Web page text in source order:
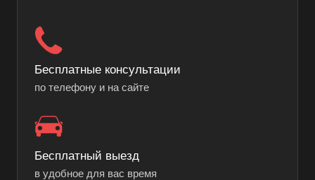
Бесплатные консультации
по телефону и на сайте
Бесплатный выезд
в удобное для вас время